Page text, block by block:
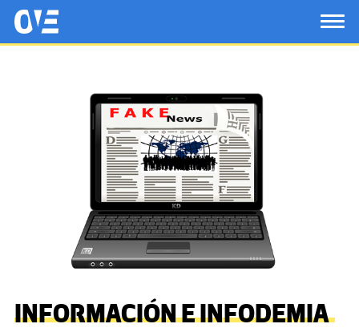
Saltar al contenido principal
OtrasVocesenEducacion.org
INFORMACIÓN E INFODEMIA